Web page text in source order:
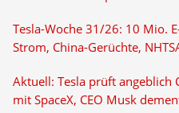
Tesla-Woche 31/26: 10 Mio.
Strom, China-Gerüchte,
Aktuell: Tesla prüft angeblich
mit SpaceX, CEO Musk